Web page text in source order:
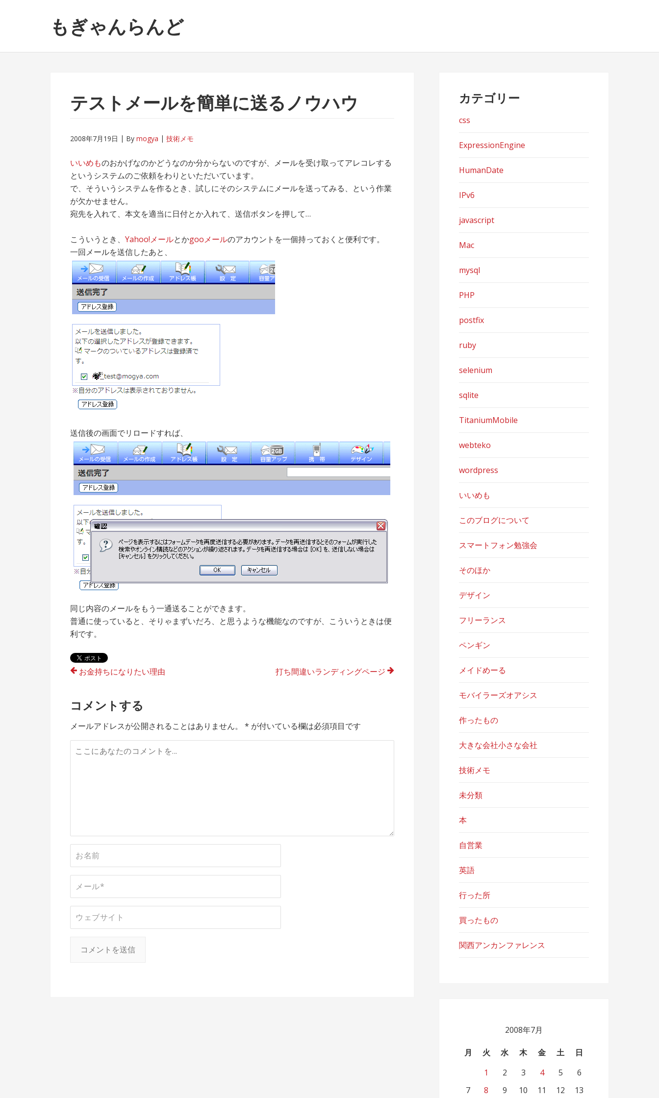
ビ
ゲ
ン
テ
もぎゃんらんど
テストメールを簡単に送るノウハウ
2008年7月19日 By mogya 技術メモ
いいめものおかげなのかどうなのか分からないのですが、メールを受け取ってアレコレする
というシステムのご依頼をわりといただいています。
で、そういうシステムを作るとき、試しにそのシステムにメールを送ってみる、という作業
が欠かせません。
宛先を入れて、本文を適当に日付とか入れて、送信ボタンを押して…
こういうとき、 Yahoo!メールとかgooメールのアカウントを一個持っておくと便利です。
一回メールを送信したあと、
送信後の画面でリロードすれば、
同じ内容のメールをもう一通送ることができます。
普通に使っていると、そりゃまずいだろ、と思うような機能なのですが、こういうときは便
利です。
投
ナ
ビ
ゲ
お金持ちになりたい理由 打ち間違いランディングページ
コメントする
メールアドレスが公開されることはありません。 * が付いている欄は必須項目です
カテゴリー
css
ExpressionEngine
HumanDate
IPv6
javascript
Mac
mysql
PHP
postfix
ruby
selenium
sqlite
TitaniumMobile
webteko
wordpress
いいめも
このブログについて
スマートフォン勉強会
そのほか
デザイン
フリーランス
ペンギン
メイドめーる
モバイラーズオアシス
作ったもの
大きな会社小さな会社
技術メモ
未分類
本
自営業
英語
行った所
買ったもの
関西アンカンファレンス
2008年7月
月 火 水 木 金 土
日
1
2 3 4 5
6
7
8 9 10 11 12 13